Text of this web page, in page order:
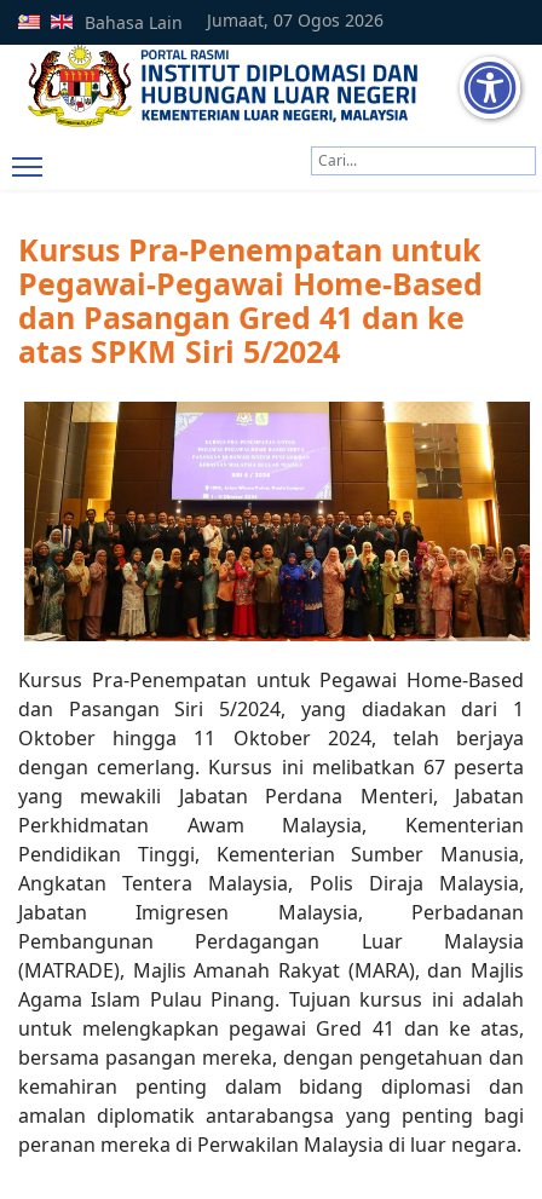
Jumaat, 07 Ogos 2026
Bahasa Lain
Kursus Pra-Penempatan untuk
Pegawai-Pegawai Home-Based
dan Pasangan Gred 41 dan ke
atas SPKM Siri 5/2024
Kursus Pra-Penempatan untuk Pegawai Home-Based
dan Pasangan Siri 5/2024, yang diadakan dari 1
Oktober hingga 11 Oktober 2024, telah berjaya
dengan cemerlang. Kursus ini melibatkan 67 peserta
yang mewakili Jabatan Perdana Menteri, Jabatan
Perkhidmatan Awam Malaysia, Kementerian
Pendidikan Tinggi, Kementerian Sumber Manusia,
Angkatan Tentera Malaysia, Polis Diraja Malaysia,
Jabatan Imigresen Malaysia, Perbadanan
Pembangunan Perdagangan Luar Malaysia
(MATRADE), Majlis Amanah Rakyat (MARA), dan Majlis
Agama Islam Pulau Pinang. Tujuan kursus ini adalah
untuk melengkapkan pegawai Gred 41 dan ke atas,
bersama pasangan mereka, dengan pengetahuan dan
kemahiran penting dalam bidang diplomasi dan
amalan diplomatik antarabangsa yang penting bagi
peranan mereka di Perwakilan Malaysia di luar negara.